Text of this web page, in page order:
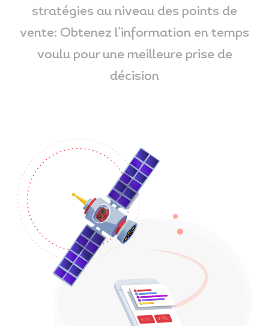
stratégies au niveau des points de
vente: Obtenez l'information en temps
voulu pour une meilleure prise de
décision